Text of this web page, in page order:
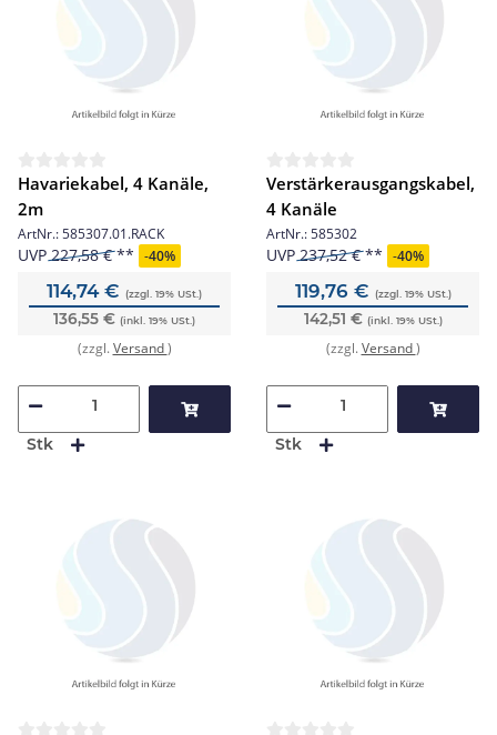
Havariekabel, 4 Kanäle,
2m
ArtNr.: 585307.01.RACK
UVP227,58 € -40%
114,74 € (zzgl. 19% USt.)
136,55 € (inkl. 19% USt.)
(zzgl.Versand)
Stk
Verstärkerausgangskabel,
4 Kanäle
ArtNr.: 585302
UVP237,52 € -40%
119,76 € (zzgl. 19% USt.)
142,51 € (inkl. 19% USt.)
(zzgl.Versand)
Stk